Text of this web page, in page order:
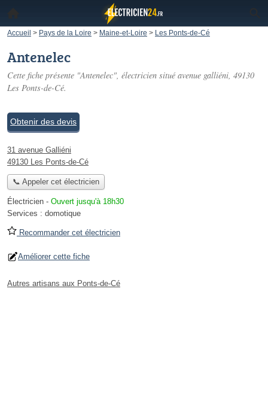
Accueil > Pays de la Loire > Maine-et-Loire > Les Ponts-de-Cé
Antenelec
Cette fiche présente "Antenelec", électricien situé avenue galliéni, 49130
Les Ponts-de-Cé.
Obtenir des devis
31 avenue Galliéni
49130 Les Ponts-de-Cé
📞 Appeler cet électricien
Électricien - Ouvert jusqu'à 18h30
Services : domotique
Recommander cet électricien
Améliorer cette fiche
Autres artisans aux Ponts-de-Cé